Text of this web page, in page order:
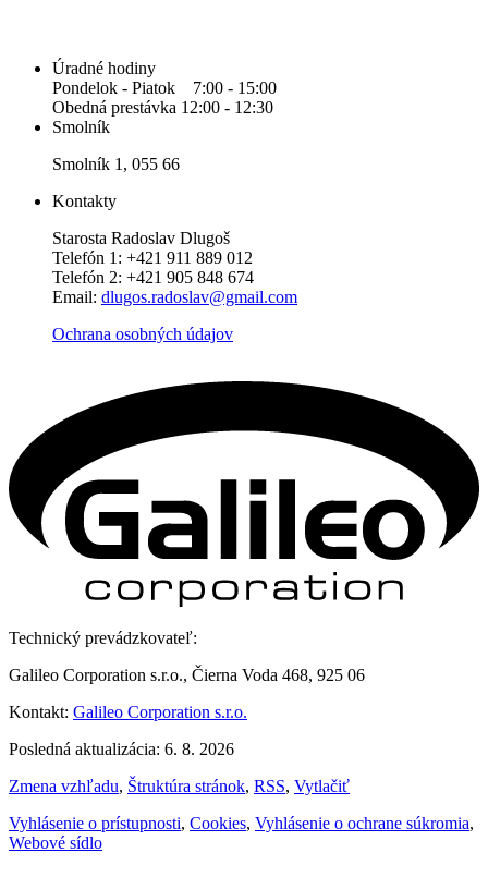
Úradné hodiny
Pondelok - Piatok 7:00 - 15:00
Obedná prestávka 12:00 - 12:30
Smolník
Smolník 1, 055 66
Kontakty
Starosta Radoslav Dlugoš
Telefón 1: +421 911 889 012
Telefón 2: +421 905 848 674
Email: dlugos.radoslav@gmail.com
Ochrana osobných údajov
Technický prevádzkovateľ:
Galileo Corporation s.r.o., Čierna Voda 468, 925 06
Kontakt: Galileo Corporation s.r.o.
Posledná aktualizácia: 6. 8. 2026
Zmena vzhľadu, Štruktúra stránok, RSS, Vytlačiť
Vyhlásenie o prístupnosti, Cookies, Vyhlásenie o ochrane súkromia,
Webové sídlo